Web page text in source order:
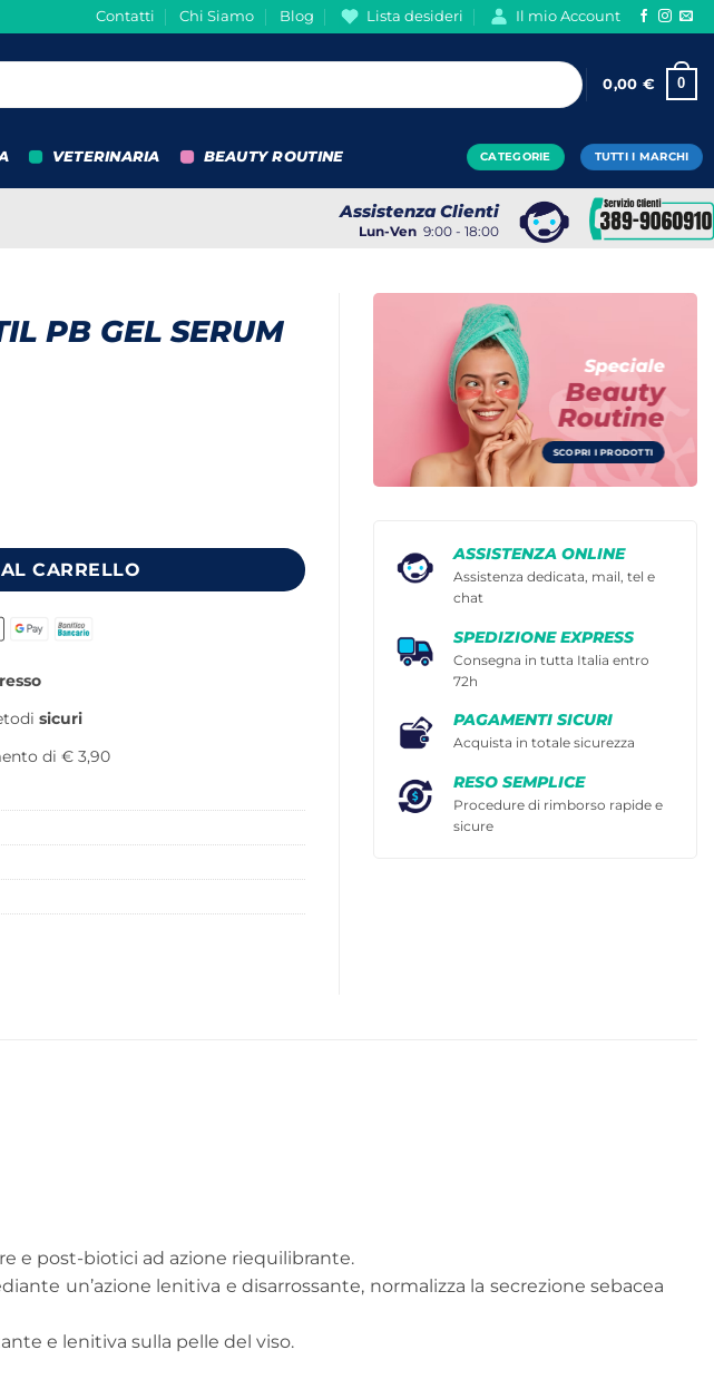
Contatti Chi Siamo Blog Lista desideri Il mio Account
0,00 € 0
VETERINARIA BEAUTY ROUTINE CATEGORIE TUTTI I MARCHI
Assistenza Clienti
Lun-Ven 9:00 - 18:00
PB GEL SERUM
quantità
CARRELLO
sicuri
di € 3,90
Speciale
Beauty
Routine
SCOPRI I PRODOTTI
ASSISTENZA ONLINE
Assistenza dedicata, mail, tel e
chat
SPEDIZIONE EXPRESS
Consegna in tutta Italia entro
72h
PAGAMENTI SICURI
Acquista in totale sicurezza
RESO SEMPLICE
Procedure di rimborso rapide e
sicure
e post-biotici ad azione riequilibrante.
un’azione lenitiva e disarrossante, normalizza la secrezione sebacea
e lenitiva sulla pelle del viso.